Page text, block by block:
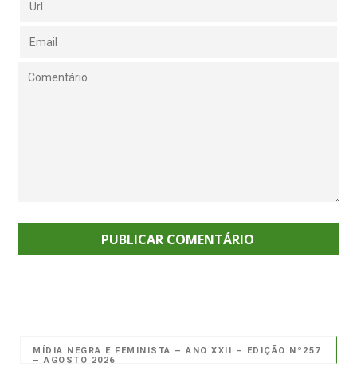
MÍDIA NEGRA E FEMINISTA – ANO XXII – EDIÇÃO Nº257
– AGOSTO 2026